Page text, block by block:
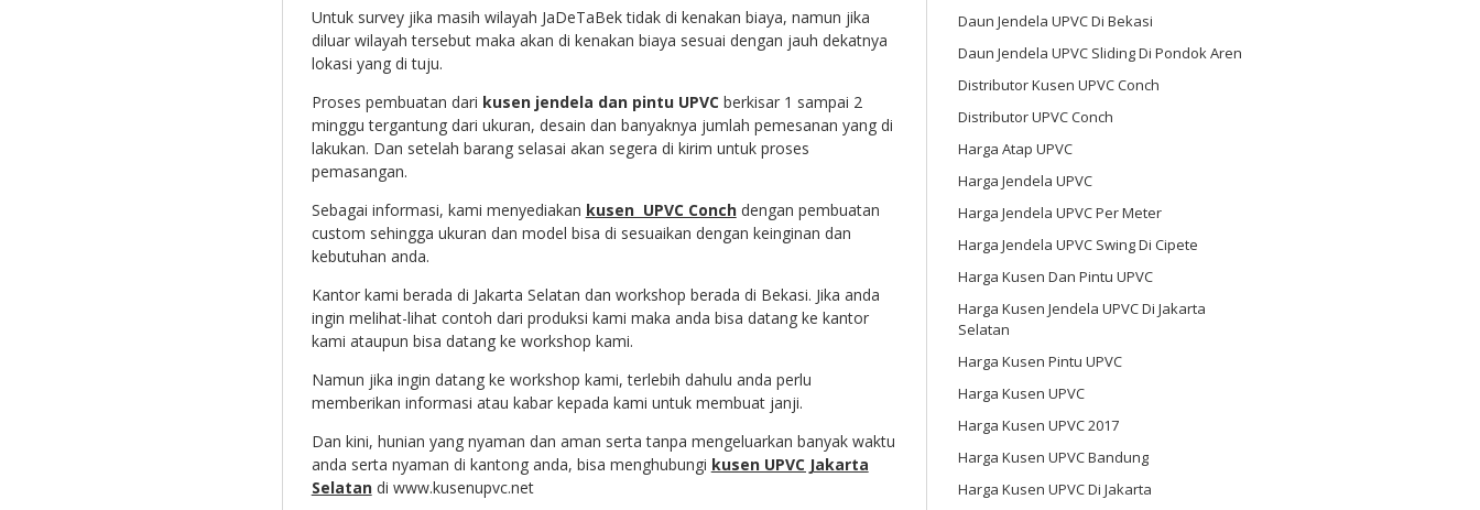
Untuk survey jika masih wilayah JaDeTaBek tidak di kenakan biaya, namun jika
diluar wilayah tersebut maka akan di kenakan biaya sesuai dengan jauh dekatnya
lokasi yang di tuju.
Proses pembuatan dari kusen jendela dan pintu UPVCberkisar 1 sampai 2
minggu tergantung dari ukuran, desain dan banyaknya jumlah pemesanan yang di
lakukan. Dan setelah barang selasai akan segera di kirim untuk proses
pemasangan.
Sebagai informasi, kami menyediakan kusen UPVC Conchdengan pembuatan
custom sehingga ukuran dan model bisa di sesuaikan dengan keinginan dan
kebutuhan anda.
Kantor kami berada di Jakarta Selatan dan workshop berada di Bekasi. Jika anda
ingin melihat-lihat contoh dari produksi kami maka anda bisa datang ke kantor
kami ataupun bisa datang ke workshop kami.
Namun jika ingin datang ke workshop kami, terlebih dahulu anda perlu
memberikan informasi atau kabar kepada kami untuk membuat janji.
Dan kini, hunian yang nyaman dan aman serta tanpa mengeluarkan banyak waktu
anda serta nyaman di kantong anda, bisa menghubungi kusen UPVC Jakarta
Selatandi www.kusenupvc.net
Daun Jendela UPVC Di Bekasi
Daun Jendela UPVC Sliding Di Pondok Aren
Distributor Kusen UPVC Conch
Distributor UPVC Conch
Harga Atap UPVC
Harga Jendela UPVC
Harga Jendela UPVC Per Meter
Harga Jendela UPVC Swing Di Cipete
Harga Kusen Dan Pintu UPVC
Harga Kusen Jendela UPVC Di Jakarta
Selatan
Harga Kusen Pintu UPVC
Harga Kusen UPVC
Harga Kusen UPVC 2017
Harga Kusen UPVC Bandung
Harga Kusen UPVC Di Jakarta